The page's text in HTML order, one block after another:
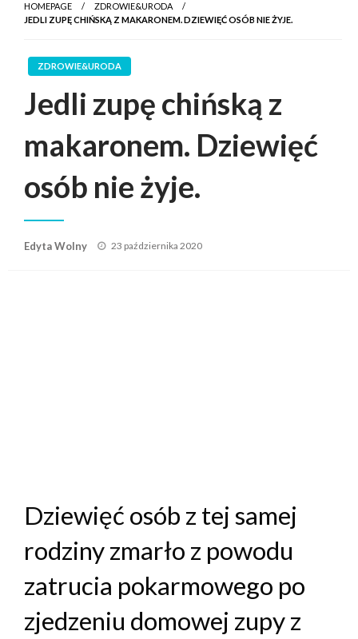
HOMEPAGE
ZDROWIE&URODA
JEDLI ZUPĘ CHIŃSKĄ Z MAKARONEM. DZIEWIĘĆ OSÓB NIE ŻYJE.
ZDROWIE&URODA
Jedli zupę chińską z
makaronem. Dziewięć
osób nie żyje.
Edyta Wolny
Posted
23 października 2020
Dziewięć osób z tej samej
rodziny zmarło z powodu
zatrucia pokarmowego po
zjedzeniu domowej zupy z